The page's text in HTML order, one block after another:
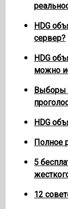
HDG
сервер?
HDG
можно
Выборы
HDG
Полное
5
12